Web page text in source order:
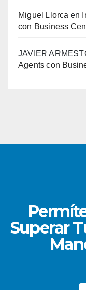
Miguel Llorca en
con Business
JAVIER
Agents con
Superar